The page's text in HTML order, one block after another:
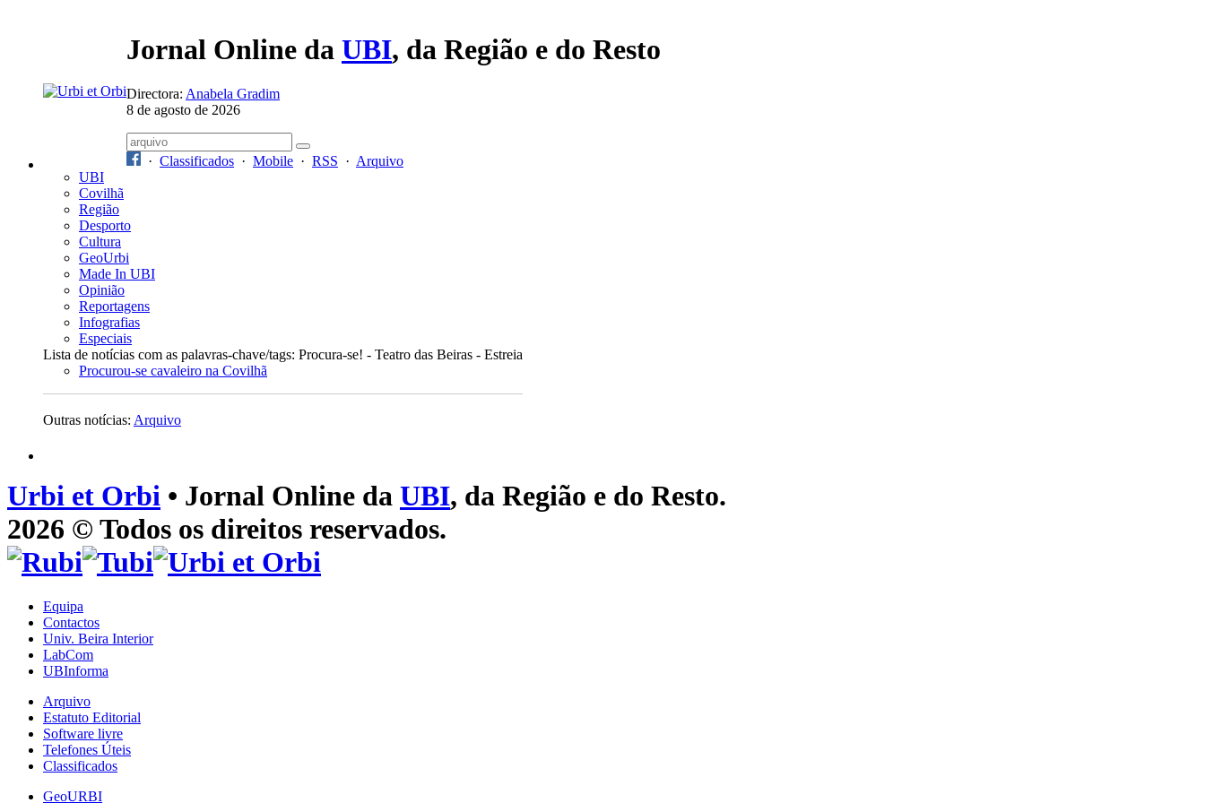
Jornal Online da UBI, da Região e do Resto
Directora: Anabela Gradim
8 de agosto de 2026
· Classificados · Mobile · RSS · Arquivo
UBI
Covilhã
Região
Desporto
Cultura
GeoUrbi
Made In UBI
Opinião
Reportagens
Infografias
Especiais
Lista de notícias com as palavras-chave/tags: Procura-se! - Teatro das Beiras - Estreia
Procurou-se cavaleiro na Covilhã
Outras notícias: Arquivo
Urbi et Orbi • Jornal Online da UBI, da Região e do Resto.
2026 © Todos os direitos reservados.
Equipa
Contactos
Univ. Beira Interior
LabCom
UBInforma
Arquivo
Estatuto Editorial
Software livre
Telefones Úteis
Classificados
GeoURBI